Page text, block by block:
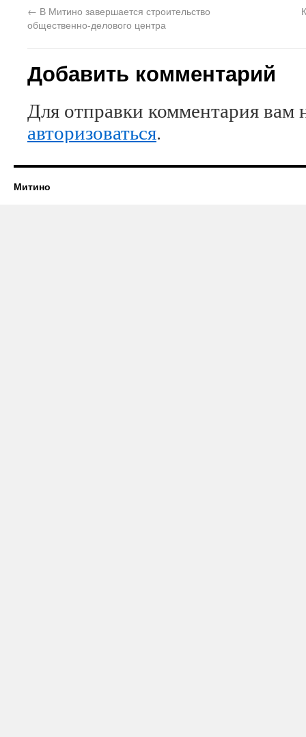
← В Митино завершается строительство
общественно-делового центра
Добавить комментарий
Для отправки комментария вам
авторизоваться.
Митино